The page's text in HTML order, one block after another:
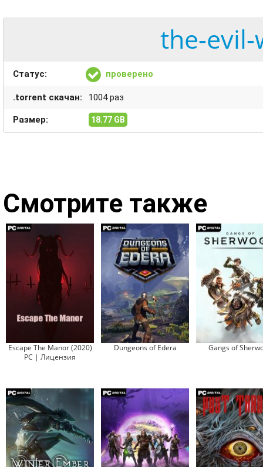
the-
Статус: проверено
.torrent скачан: 1004 раз
Размер: 18.77 GB
Смотрите также
Escape The Manor (2020)
PC | Лицензия
Dungeons of Edera Gangs of